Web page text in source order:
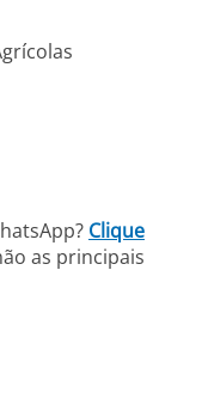
Clique
as principais